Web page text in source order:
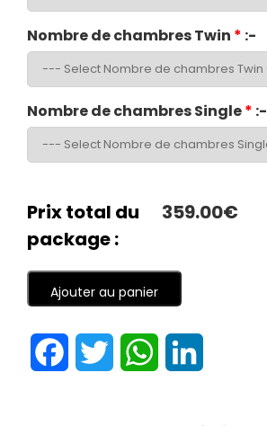
Nombre de chambres Twin * :-
Nombre de chambres Single* :-
Prix total du
package :
359.00€
Ajouter au panier
FacebookTwitter WhatsApp